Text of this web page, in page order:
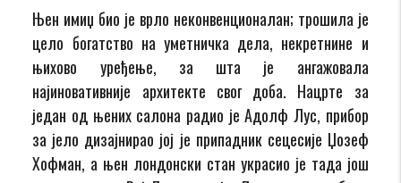
Њен имиџ био је врло неконвенционалан; трошила је
цело богатство на уметничка дела, некретнине и
њихово уређење, за шта је ангажовала
најиновативније архитекте свог доба. Нацрте за
један од њених салона радио је Адолф Лус, прибор
за јело дизајнирао јој је припадник сецесије Џозеф
Хофман, а њен лондонски стан украсио је тада још